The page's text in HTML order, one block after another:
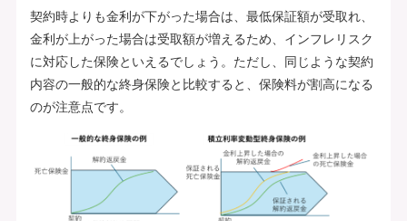
契約時よりも金利が下がった場合は、最低保証額が受取れ、
金利が上がった場合は受取額が増えるため、インフレリスク
に対応した保険といえるでしょう。ただし、同じような契約
内容の一般的な終身保険と比較すると、保険料が割高になる
のが注意点です。